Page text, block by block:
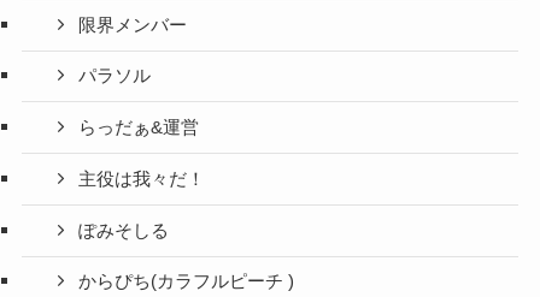
限界メンバー
パラソル
らっだぁ&運営
主役は我々だ！
ぽみそしる
からぴち(カラフルピーチ )